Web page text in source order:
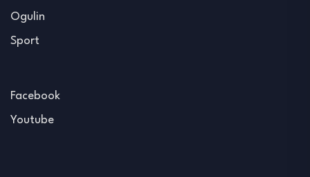
Ogulin
Sport
Facebook
Youtube